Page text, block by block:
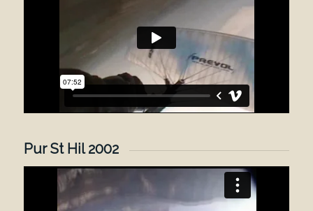
Pur St Hil 2002